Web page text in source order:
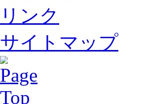
リンク
サイトマップ